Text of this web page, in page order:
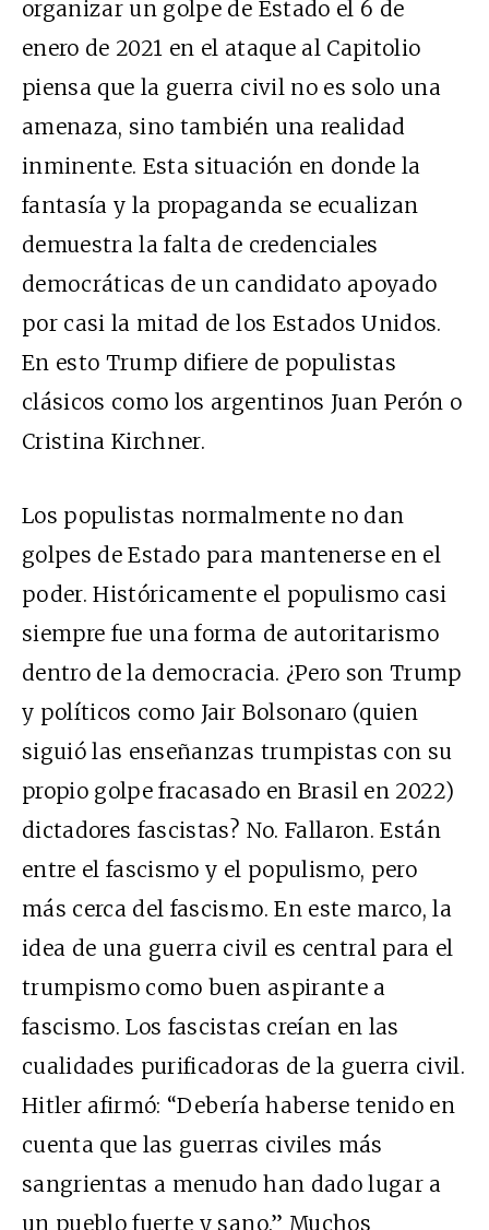
organizar un golpe de Estado el 6 de
enero de 2021 en el ataque al Capitolio
piensa que la guerra civil no es solo una
amenaza, sino también una realidad
inminente. Esta situación en donde la
fantasía y la propaganda se ecualizan
demuestra la falta de credenciales
democráticas de un candidato apoyado
por casi la mitad de los Estados Unidos.
En esto Trump difiere de populistas
clásicos como los argentinos Juan Perón o
Cristina Kirchner.
Los populistas normalmente no dan
golpes de Estado para mantenerse en el
poder. Históricamente el populismo casi
siempre fue una forma de autoritarismo
dentro de la democracia. ¿Pero son Trump
y políticos como Jair Bolsonaro (quien
siguió las enseñanzas trumpistas con su
propio golpe fracasado en Brasil en 2022)
dictadores fascistas? No. Fallaron. Están
entre el fascismo y el populismo, pero
más cerca del fascismo. En este marco, la
idea de una guerra civil es central para el
trumpismo como buen aspirante a
fascismo. Los fascistas creían en las
cualidades purificadoras de la guerra civil.
Hitler afirmó: “Debería haberse tenido en
cuenta que las guerras civiles más
sangrientas a menudo han dado lugar a
un pueblo fuerte y sano.” Muchos